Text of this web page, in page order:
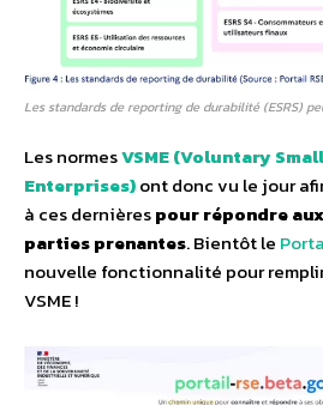
Les standards de reporting de durabilité (ESRS)
Les normesVSME (Voluntary
Enterprises)ont donc vu le jour
à ces dernièrespour répondre
parties prenantes. Bientôt le
nouvelle fonctionnalité pour
VSME !